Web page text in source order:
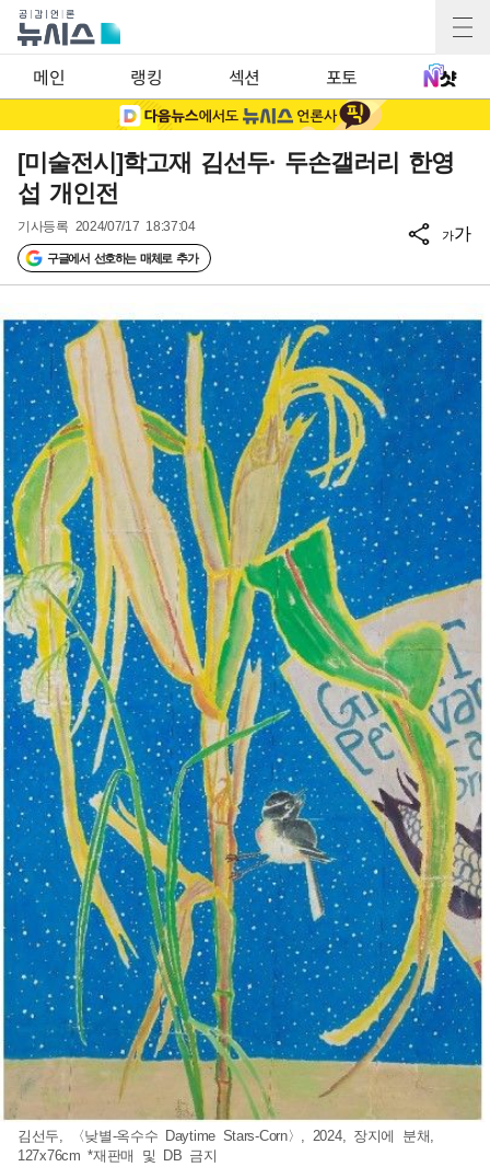
메인 랭킹 섹션 포토
[미술전시]학고재 김선두· 두손갤러리 한영
섭 개인전
기사등록 2024/07/17 18:37:04
구글에서 선호하는 매체로 추가
가가
김선두, 〈낮별-옥수수 Daytime Stars-Corn〉, 2024, 장지에 분채,
127x76cm *재판매 및 DB 금지